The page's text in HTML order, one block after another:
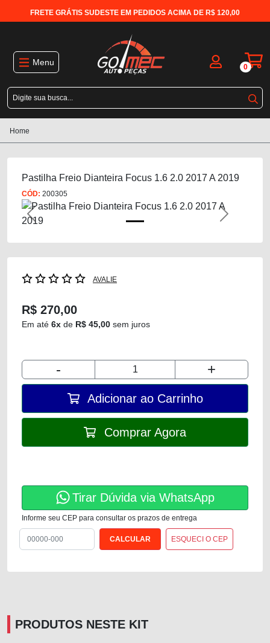
FRETE GRÁTIS SUDESTE EM PEDIDOS ACIMA DE R$ 120,00
Menu 0
Home
Pastilha Freio Dianteira Focus 1.6 2.0 2017 A 2019
CÓD: 200305
Previous Next
AVALIE
R$ 270,00
Em até 6x de R$ 45,00 sem juros
- +
Adicionar ao Carrinho
Comprar Agora
Tirar Dúvida via WhatsApp
Informe seu CEP para consultar os prazos de entrega
ESQUECI O CEP
PRODUTOS NESTE KIT